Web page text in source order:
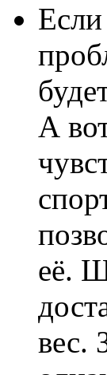
Если
А
её.
вес.